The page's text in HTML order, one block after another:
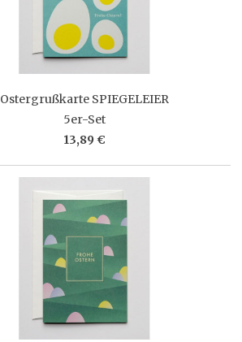
Ostergrußkarte SPIEGELEIER
5er-Set
13,89 €